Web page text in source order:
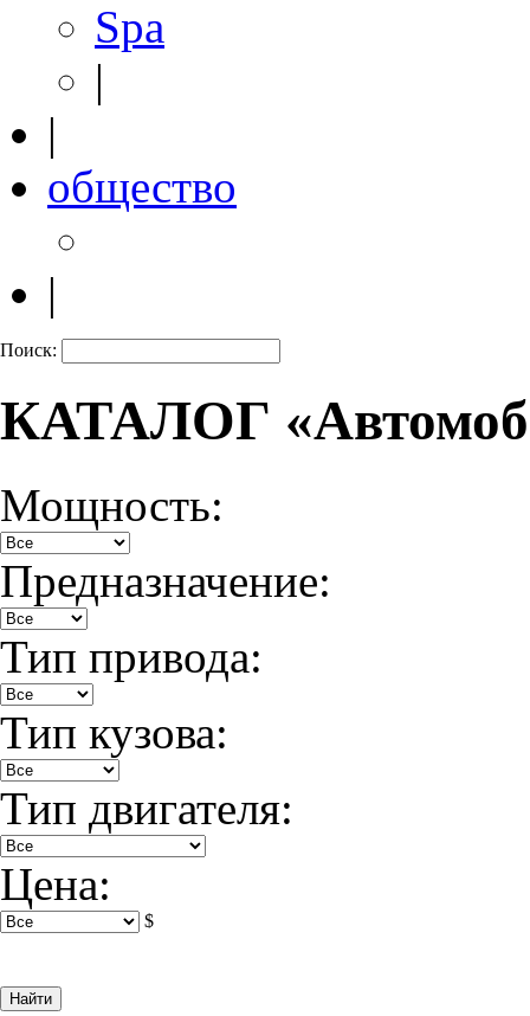
Spa
|
|
общество
|
Поиск:
КАТАЛОГ
Мощность:
Предназначение:
Тип привода:
Тип кузова:
Тип двигателя:
Цена:
$